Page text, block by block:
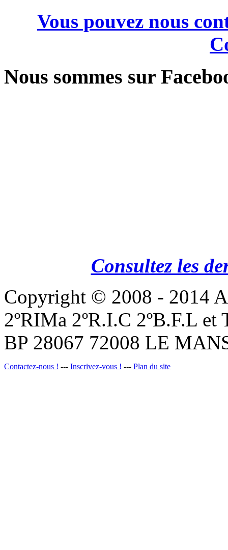
Vous pouvez nous
Nous sommes sur
Consultez les
Copyright © 2008 - 2014
2ºRIMa 2ºR.I.C 2ºB.F.L
BP 28067 72008 LE
Contactez-nous ! --- Inscrivez-vous ! --- Plan du site